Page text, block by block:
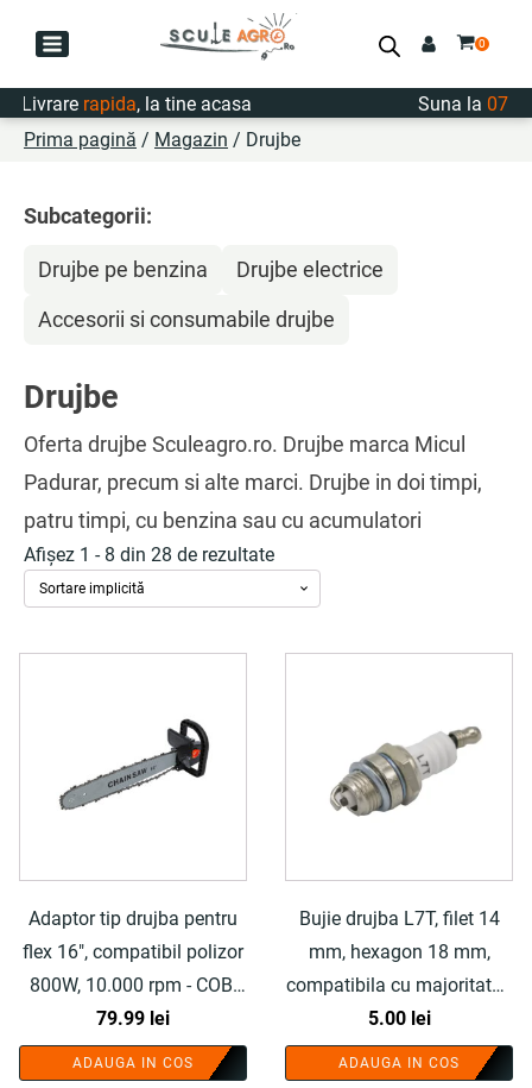
rapida, la tine acasa Suna la
Prima pagină / Magazin / Drujbe
Subcategorii:
Drujbe pe benzina
Drujbe electrice
Accesorii si consumabile drujbe
Drujbe
Oferta drujbe Sculeagro.ro. Drujbe marca Micul
Padurar, precum si alte marci. Drujbe in doi timpi,
patru timpi, cu benzina sau cu acumulatori
Afișez 1 - 8 din 28 de rezultate
Adaptor tip drujba pentru
flex 16", compatibil polizor
800W, 10.000 rpm - COBI
SMART®
79.99 lei
ADAUGA IN COS
Bujie drujba L7T, filet 14
mm, hexagon 18 mm,
compatibila cu majoritatea
motoarelor 2 timpi - COBI
SMART®
5.00 lei
ADAUGA IN COS